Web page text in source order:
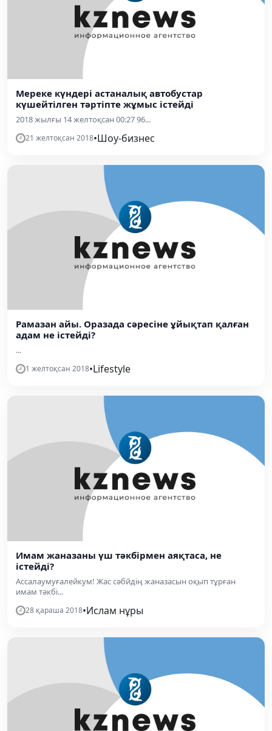
Мереке күндері астаналық автобустар
күшейтілген тәртіпте жұмыс істейді
2018 жылғы 14 желтоқсан 00:27 96...
21 желтоқсан 2018•Шоу-бизнес
Рамазан айы. Оразада сәресіне ұйықтап қалған
адам не істейді?
...
1 желтоқсан 2018•Lifestyle
Имам жаназаны үш тәкбірмен аяқтаса, не
істейді?
Ассалаумуғалейкум! Жас сәбйдің жаназасын оқып тұрған
имам тәкбі...
28 қараша 2018•Ислам нұры